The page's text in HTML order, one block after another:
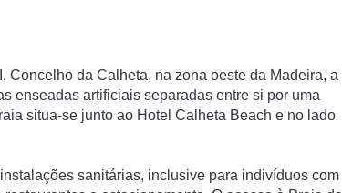
Concelho da Calheta, na zona oeste da Madeira, a
enseadas artificiais separadas entre si por uma
situa-se junto ao Hotel Calheta Beach e no lado
sanitárias, inclusive para indivíduos com